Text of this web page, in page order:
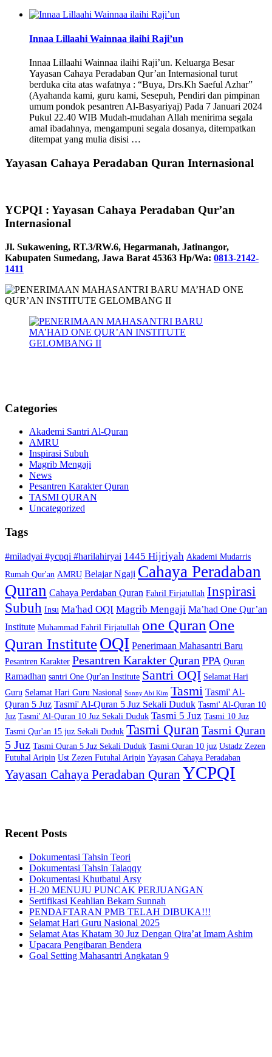
Innaa Lillaahi Wainnaa ilaihi Raji’un
Innaa Lillaahi Wainnaa ilaihi Raji’un. Keluarga Besar
Yayasan Cahaya Peradaban Qur’an Internasional turut
berduka cita atas wafatnya : “Buya, Drs.Kh Saeful Azhar”
(Ayahanda kami, guru kami, Sesepuh, Pendiri dan pimpinan
umum pondok pesantren Al-Basyariyaj) Pada 7 Januari 2024
Pukul 22.40 WIB Mudah-mudahan Allah menirima segala
amal ibadahnya, mengampuni segala dosanya, ditempatkan
ditempat yang mulia disisi …
Yayasan Cahaya Peradaban Quran Internasional
YCPQI : Yayasan Cahaya Peradaban Qur’an
Internasional
Jl. Sukawening, RT.3/RW.6, Hegarmanah, Jatinangor,
Kabupaten Sumedang, Jawa Barat 45363 Hp/Wa: 0813-2142-
1411
Categories
Akademi Santri Al-Quran
AMRU
Inspirasi Subuh
Magrib Mengaji
News
Pesantren Karakter Quran
TASMI QURAN
Uncategorized
Tags
#miladyai #ycpqi #harilahiryai 1445 Hijriyah Akademi Mudarris
Rumah Qur'an AMRU Belajar Ngaji Cahaya Peradaban
Quran Cahaya Perdaban Quran Fahril Firjatullah Inspirasi
Subuh Insu Ma'had OQI Magrib Mengaji Ma’had One Qur’an
Institute Muhammad Fahril Firjatullah one Quran One
Quran InstituteOQI Penerimaan Mahasantri Baru
Pesantren Karakter Pesantren Karakter Quran PPA Quran
Ramadhan santri One Qur'an Institute Santri OQI Selamat Hari
Guru Selamat Hari Guru Nasional Sonny Abi Kim Tasmi Tasmi' Al-
Quran 5 Juz Tasmi' Al-Quran 5 Juz Sekali Duduk Tasmi' Al-Quran 10
Juz Tasmi' Al-Quran 10 Juz Sekali Duduk Tasmi 5 Juz Tasmi 10 Juz
Tasmi Qur'an 15 juz Sekali Duduk Tasmi Quran Tasmi Quran
5 Juz Tasmi Quran 5 Juz Sekali Duduk Tasmi Quran 10 juz Ustadz Zezen
Futuhal Aripin Ust Zezen Futuhal Aripin Yayasan Cahaya Peradaban
Yayasan Cahaya Peradaban Quran YCPQI
Recent Posts
Dokumentasi Tahsin Teori
Dokumentasi Tahsin Talaqqy
Dokumentasi Khutbatul Arsy
H-20 MENUJU PUNCAK PERJUANGAN
Sertifikasi Keahlian Bekam Sunnah
PENDAFTARAN PMB TELAH DIBUKA!!!
Selamat Hari Guru Nasional 2025
Selamat Atas Khatam 30 Juz Dengan Qira’at Imam Ashim
Upacara Pengibaran Bendera
Goal Setting Mahasantri Angkatan 9